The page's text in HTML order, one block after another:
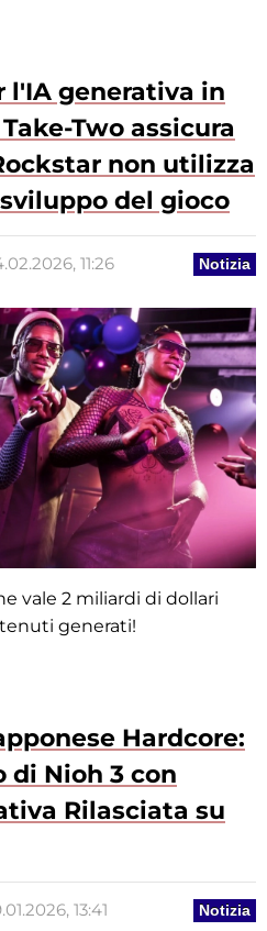
l'IA generativa in
Two assicura
non utilizza
del gioco
Notizia
11:26
vale 2 miliardi di dollari
generati!
Hardcore:
di Nioh 3 con
Rilasciata su
Notizia
13:41